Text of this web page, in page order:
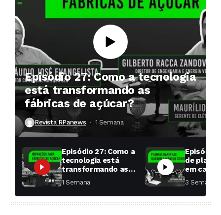
Episódio 27: Como a tecnologia
está transformando as
fábricas de açúcar?
Revista RPanews 1 Semana ⁮
Episódio 27: Como a
tecnologia está
transformando as
fábricas de açúcar?
1 Semana ⁮
Episódio
de
em cana:
começar
toda a
3 Semanas ⁮